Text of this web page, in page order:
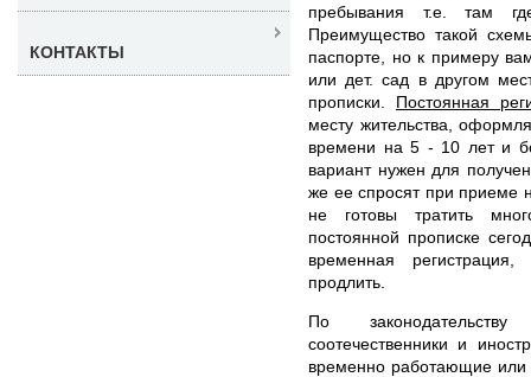
пребывания т.е. там
Преимущество такой
паспорте, но к примеру
или дет. сад в другом
прописки. Постоянная
месту жительства,
времени на 5 - 10 лет и
вариант нужен для
же ее спросят при приеме
не готовы тратить
постоянной прописке
временная
продлить.
По
соотечественники и
временно работающие
КОНТАКТЫ